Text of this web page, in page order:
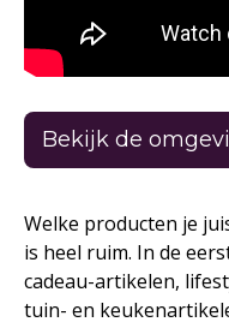
Bekijk de
Welke producten je
is heel ruim. In de
cadeau-artikelen,
tuin- en